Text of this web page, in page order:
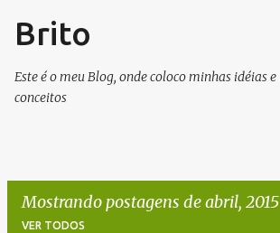
Brito
Este é o meu Blog, onde coloco minhas idéias e
conceitos
Mostrando postagens de abril, 2015
VER TODOS